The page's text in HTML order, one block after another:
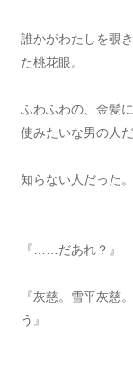
誰かがわたしを覗
た桃花眼。
ふわふわの、金髪
使みたいな男の人だ
知らない人だった。
『……だあれ？』
『灰慈。雪平灰慈
う』